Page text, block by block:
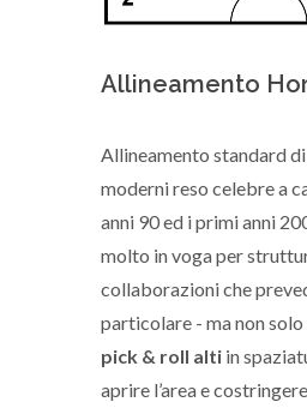
Allineamento
Allineamento standard
moderni reso celebre a
anni 90 ed i primi anni
molto in voga per
collaborazioni che
particolare - ma non
pick & roll alti in
aprire l’area e